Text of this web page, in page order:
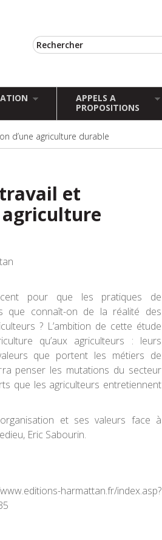
APPELS A
PROPOSITIONS
d’une agriculture durable
et
pour que les pratiques de
que connaît-on de la réalité des
? L’ambition de cette étude
qu’aux agriculteurs : leurs
que portent les métiers de
penser les mutations du secteur
que les agriculteurs entretiennent
et ses valeurs face à
Eric Sabourin.
index.asp?